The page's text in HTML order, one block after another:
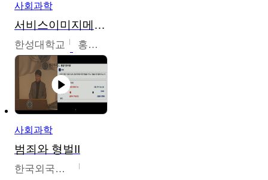
사회과학
서비스이미지메이킹
한성대학교 홍수남
사회과학
범죄와 형벌II
한국외국어대학교